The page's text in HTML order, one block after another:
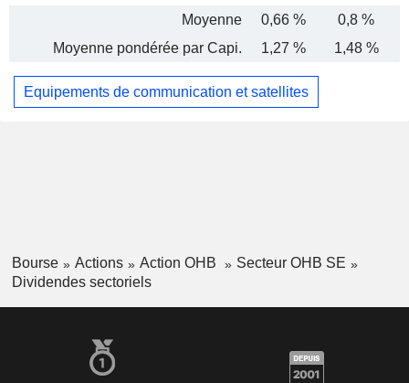
Moyenne
0,66 % 0,8 %
Moyenne pondérée par Capi.
1,27 % 1,48 %
Equipements de communication et satellites
Bourse Actions Action OHB
Secteur OHB SE
Dividendes sectoriels